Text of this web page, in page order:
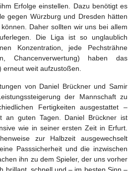
Erfolge einstellen. Dazu benötigt es
gegen Würzburg und Dresden hätten
Daher sollten wir uns bei allem
Die Liga ist so unglaublich
Konzentration, jede Pechsträhne
Chancenverwertung) haben das
weit aufzustoßen.
von Daniel Brückner und Samir
der Mannschaft zu
Fertigkeiten ausgestattet –
an guten Tagen. Daniel Brückner ist
wie in seiner ersten Zeit in Erfurt.
zur Halbzeit ausgewechselt
Passsicherheit und die inzwischen
ihn zu dem Spieler, der uns vorher
brillant, schnell und – im besten Sinn –